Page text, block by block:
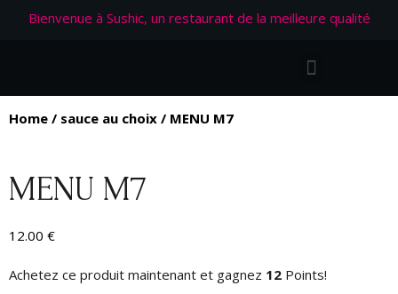
Bienvenue à Sushic, un restaurant de la meilleure qualité
Home / sauce au choix / MENU M7
MENU M7
12.00 €
Achetez ce produit maintenant et gagnez 12 Points!